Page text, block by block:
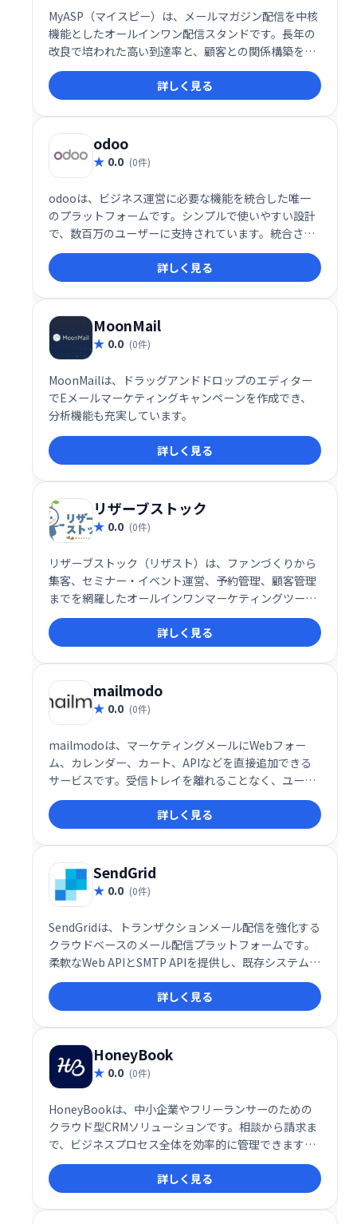
MyASP（マイスピー）は、メールマガジン配信を中核
機能としたオールインワン配信スタンドです。長年の
改良で培われた高い到達率と、顧客との関係構築を支
援する機能が充実。安定した成果に繋がるビジネスを
実現します。メール配信だけでなく、顧客とのリレー
ションシップ強化にも貢献し、ビジネスの成長をサポ
ートします。
詳しく見る
odoo
0.0 (0件)
odooは、ビジネス運営に必要な機能を統合した唯一
のプラットフォームです。シンプルで使いやすい設計
で、数百万のユーザーに支持されています。統合され
たアプリにより、業務効率化を実現し、ビジネスの成
長を支援します。
詳しく見る
MoonMail
0.0 (0件)
MoonMailは、ドラッグアンドドロップのエディター
でEメールマーケティングキャンペーンを作成でき、
分析機能も充実しています。
詳しく見る
リザーブストック
0.0 (0件)
リザーブストック（リザスト）は、ファンづくりから
集客、セミナー・イベント運営、予約管理、顧客管理
までを網羅したオールインワンマーケティングツール
です。事務作業の効率化と顧客とのエンゲージメント
向上を実現し、ビジネス成長を強力にサポートしま
す。様々な機能を統合することで、業務負担を軽減
し、集客から顧客育成までを一元管理できます。
詳しく見る
mailmodo
0.0 (0件)
mailmodoは、マーケティングメールにWebフォー
ム、カレンダー、カート、APIなどを直接追加できる
サービスです。受信トレイを離れることなく、ユーザ
ーはメール内で必要なアクションを実行できます。こ
れにより、エンゲージメントの向上とコンバージョン
率の改善に貢献します。顧客体験をスムーズにし、効
率的なマーケティングを実現しましょう。
詳しく見る
SendGrid
0.0 (0件)
SendGridは、トランザクションメール配信を強化する
クラウドベースのメール配信プラットフォームです。
柔軟なWeb APIとSMTP APIを提供し、既存システムと
の容易な統合を実現します。スケーラブルなインフラ
ストラクチャにより、大量のメール送信にも対応可
能。数分で稼働開始でき、ビジネスの成長をサポート
します。
詳しく見る
HoneyBook
0.0 (0件)
HoneyBookは、中小企業やフリーランサーのための
クラウド型CRMソリューションです。相談から請求ま
で、ビジネスプロセス全体を効率的に管理できます。
プロジェクト管理、顧客予約、請求書発行、オンライ
ン契約、支払い管理など、ビジネスに必要な機能をワ
ンストップで提供。スムーズなワークフローを実現
し、生産性を向上させます。
詳しく見る